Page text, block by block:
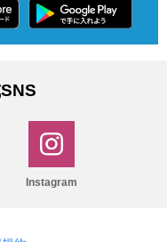
Instagram